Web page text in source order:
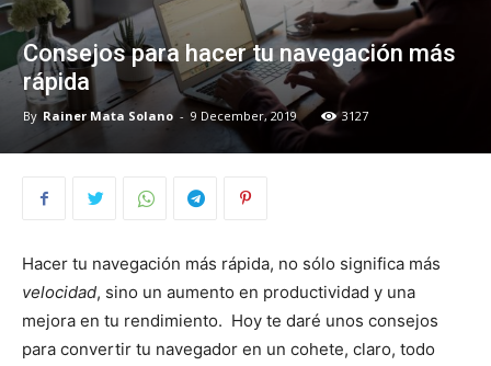
Consejos para hacer tu navegación más
rápida
By Rainer Mata Solano - 9 December, 2019 3127
Hacer tu navegación más rápida, no sólo significa más
velocidad, sino un aumento en productividad y una
mejora en tu rendimiento. Hoy te daré unos consejos
para convertir tu navegador en un cohete, claro, todo